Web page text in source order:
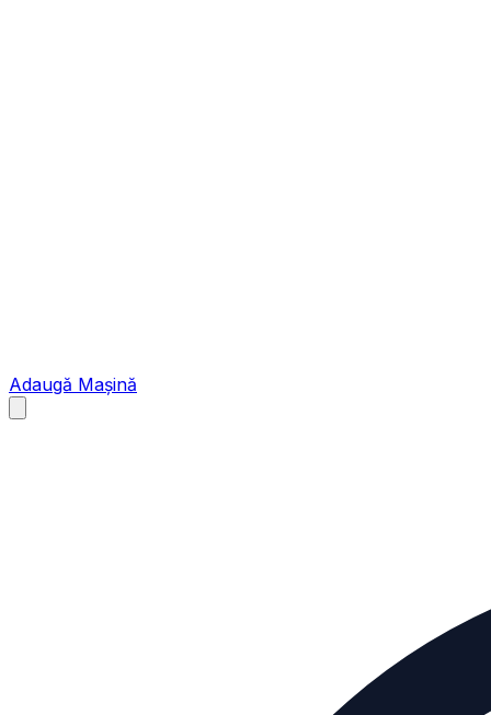
Adaugă Mașină